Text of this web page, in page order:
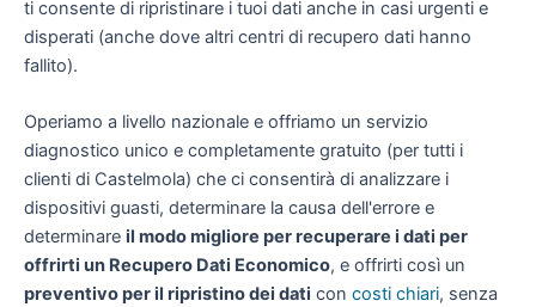
ti consente di ripristinare i tuoi dati anche in casi urgenti e
disperati (anche dove altri centri di recupero dati hanno
fallito).
Operiamo a livello nazionale e offriamo un servizio
diagnostico unico e completamente gratuito (per tutti i
clienti di Castelmola) che ci consentirà di analizzare i
dispositivi guasti, determinare la causa dell'errore e
determinare il modo migliore per recuperare i dati per
offrirti un Recupero Dati Economico, e offrirti così un
preventivo per il ripristino dei dati con costi chiari, senza